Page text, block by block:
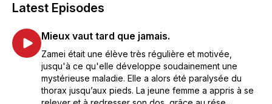
interactionniste à chacun. La diversité de ces histoires est la
leur rencontre. Il expose les récits de ces jeunes et raconte
ici comment ils tracent leur chemin vers une vie meilleure.
Latest Episodes
Mieux vaut tard que jamais.
Zamei était une élève très régulière et motivée,
jusqu'à ce qu'elle développe soudainement une
mystérieuse maladie. Elle a alors été paralysée du
thorax jusqu’aux pieds. La jeune femme a appris à se